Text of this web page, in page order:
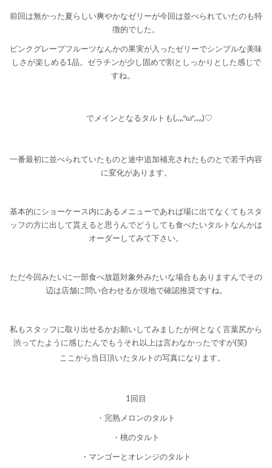
前回は無かった夏らしい爽やかなゼリーが今回は並べられていたのも特
徴的でした。
ピンクグレープフルーツなんかの果実が入ったゼリーでシンプルな美味
しさが楽しめる1品。ゼラチンが少し固めで割としっかりとした感じで
すね。
でメインとなるタルトも(灬ºωº灬)♡
一番最初に並べられていたものと途中追加補充されたものとで若干内容
に変化があります。
基本的にショーケース内にあるメニューであれば場に出てなくてもスタ
ッフの方に出して貰えると思うんでどうしても食べたいタルトなんかは
オーダーしてみて下さい。
ただ今回みたいに一部食べ放題対象外みたいな場合もありますんでその
辺は店舗に問い合わせるか現地で確認推奨ですね。
私もスタッフに取り出せるかお願いしてみましたが何となく言葉尻から
渋ってたように感じたんでもうそれ以上は言わなかったですが(笑)
ここから当日頂いたタルトの写真になります。
1回目
・完熟メロンのタルト
・桃のタルト
・マンゴーとオレンジのタルト